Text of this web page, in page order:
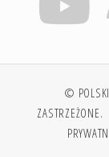
©
ZASTRZEŻONE.